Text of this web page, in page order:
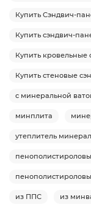
Купить Сэндвич-
Купить сэндвич-
Купить кровельные
Купить стеновые
с минеральной
минплита
утеплитель
из ППС из